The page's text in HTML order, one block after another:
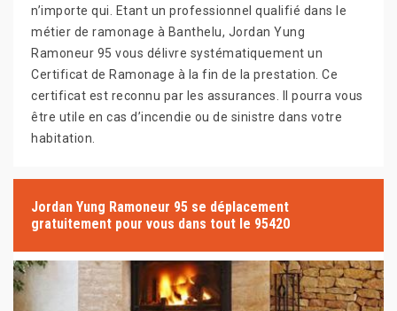
n’importe qui. Etant un professionnel qualifié dans le
métier de ramonage à Banthelu, Jordan Yung
Ramoneur 95 vous délivre systématiquement un
Certificat de Ramonage à la fin de la prestation. Ce
certificat est reconnu par les assurances. Il pourra vous
être utile en cas d’incendie ou de sinistre dans votre
habitation.
Jordan Yung Ramoneur 95 se déplacement
gratuitement pour vous dans tout le 95420